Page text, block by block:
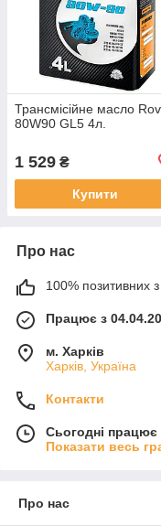
Трансмісійне масло
80W90 GL5 4л.
1 529 ₴
Купити
Про нас
100% позитивних з
Працює з
м. Харків
Харків, Україна
Контакти
Сьогодні працює
Показати весь
Про нас